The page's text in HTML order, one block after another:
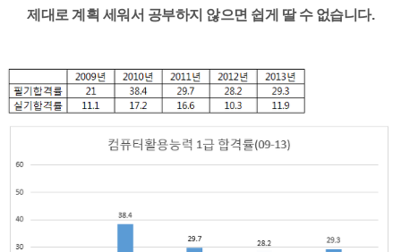
제대로 계획 세워서 공부하지 않으면 쉽게 딸 수 없습니다.